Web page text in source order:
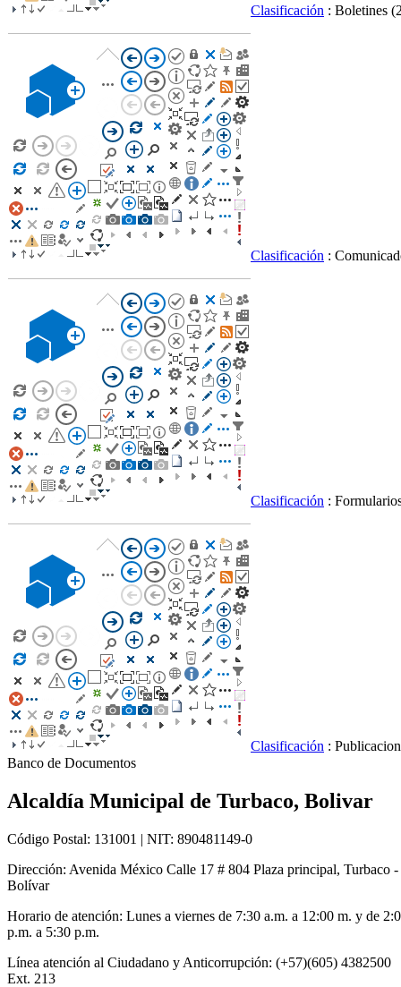
Clasificación : Boletines
Clasificación :
Clasificación :
Clasificación :
Banco de Documentos
Alcaldía Municipal de Turbaco, Bolivar
Código Postal: 131001 | NIT: 890481149-0
Dirección: Avenida México Calle 17 # 804 Plaza principal, Turbaco -
Bolívar
Horario de atención: Lunes a viernes de 7:30 a.m. a 12:00 m. y de
p.m. a 5:30 p.m.
Línea atención al Ciudadano y Anticorrupción: (+57)(605) 4382500
Ext. 213